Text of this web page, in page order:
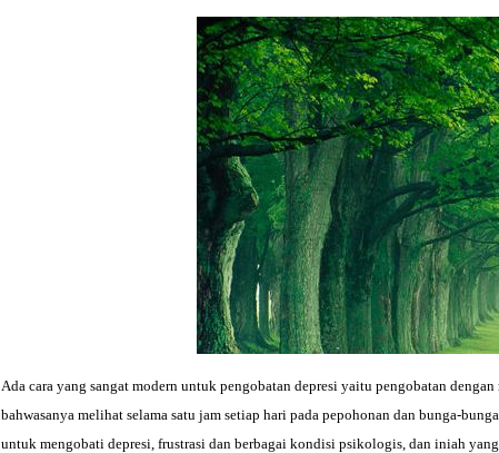
Ada cara yang sangat modern untuk pengobatan depresi yaitu pengobatan
bahwasanya melihat selama satu jam setiap hari pada pepohonan dan bunga-
untuk mengobati depresi, frustrasi dan berbagai kondisi psikologis, dan iniah